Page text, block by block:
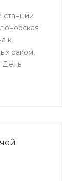
станции
к
раком,
День
детских